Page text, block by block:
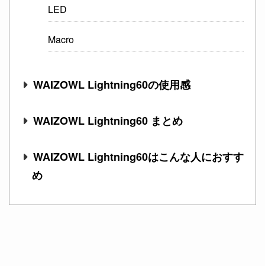
LED
Macro
WAIZOWL Lightning60の使用感
WAIZOWL Lightning60 まとめ
WAIZOWL Lightning60はこんな人におすす
め